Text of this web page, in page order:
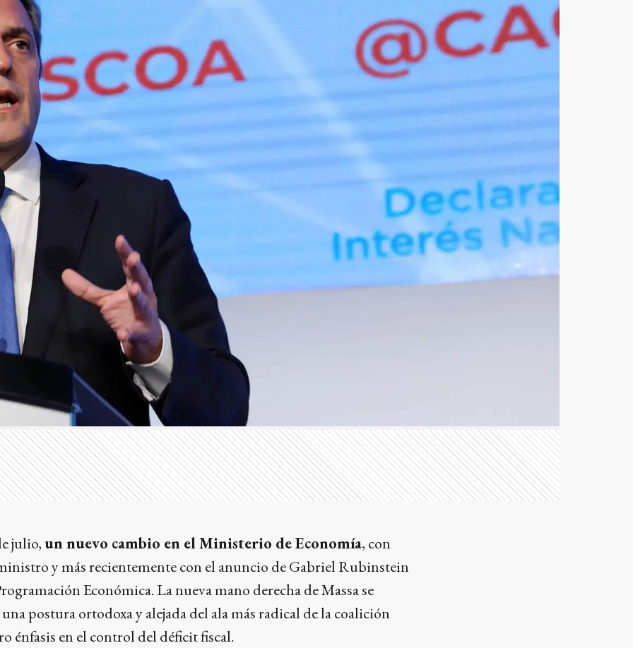
julio,un nuevo cambio en el Ministerio de Economía, con
y más recientemente con el anuncio de Gabriel Rubinstein
Económica. La nueva mano derecha de Massa se
postura ortodoxa y alejada del ala más radical de la coalición
énfasis en el control del déficit fiscal.